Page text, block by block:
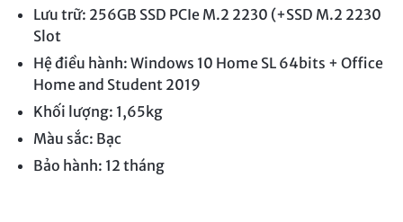
Lưu trữ: 256GB SSD PCIe M.2 2230 (+SSD M.2 2230
Slot
Hệ điều hành: Windows 10 Home SL 64bits + Office
Home and Student 2019
Khối lượng: 1,65kg
Màu sắc: Bạc
Bảo hành: 12 tháng